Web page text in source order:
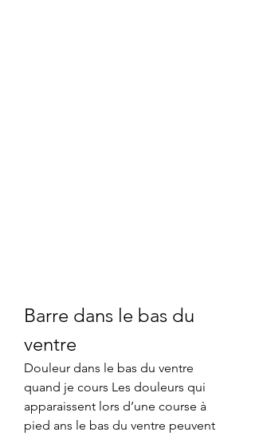
Barre dans le bas du
ventre
Douleur dans le bas du ventre
quand je cours Les douleurs qui
apparaissent lors d’une course à
pied ans le bas du ventre peuvent